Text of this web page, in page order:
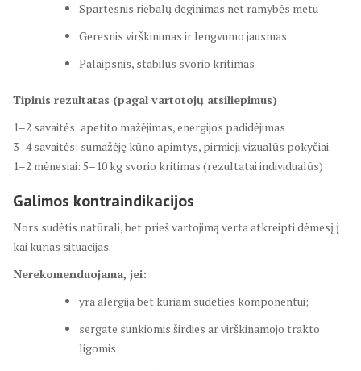
Spartesnis riebalų deginimas net ramybės metu
Geresnis virškinimas ir lengvumo jausmas
Palaipsnis, stabilus svorio kritimas
Tipinis rezultatas (pagal vartotojų atsiliepimus)
1–2 savaitės: apetito mažėjimas, energijos padidėjimas
3–4 savaitės: sumažėję kūno apimtys, pirmieji vizualūs pokyčiai
1–2 mėnesiai: 5–10 kg svorio kritimas (rezultatai individualūs)
Galimos kontraindikacijos
Nors sudėtis natūrali, bet prieš vartojimą verta atkreipti dėmesį į
kai kurias situacijas.
Nerekomenduojama, jei:
yra alergija bet kuriam sudėties komponentui;
sergate sunkiomis širdies ar virškinamojo trakto
ligomis;